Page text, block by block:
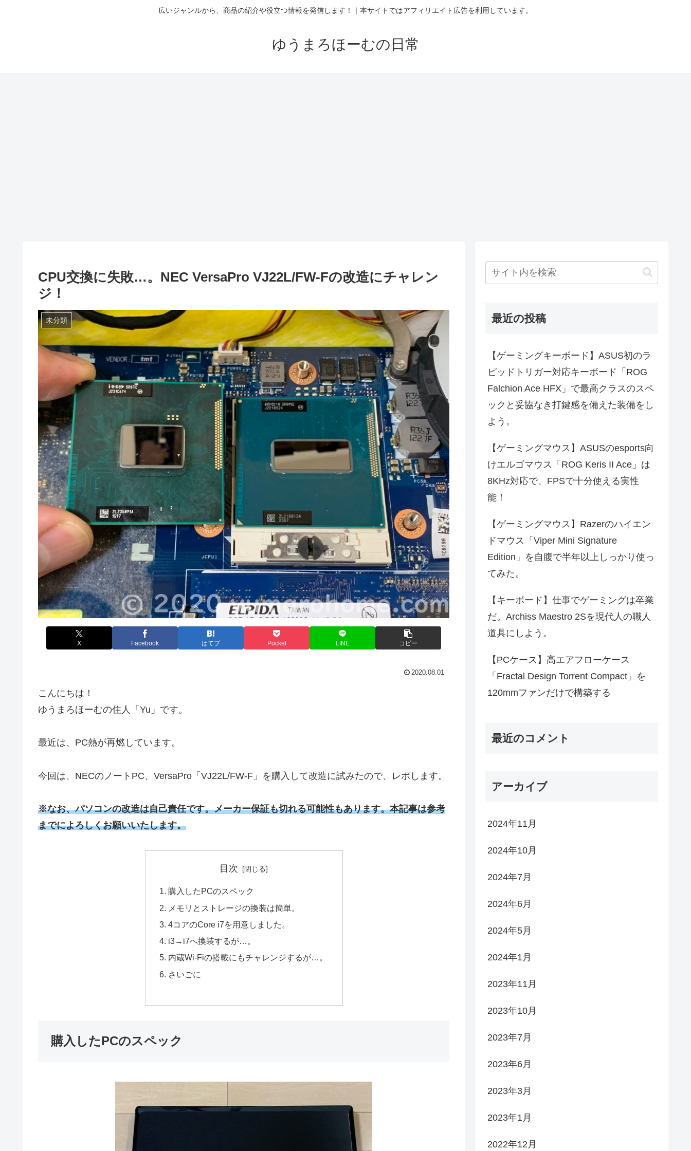
広いジャンルから、商品の紹介や役立つ情報を発信します！｜本サイトではアフィリエイト広告を利用しています。
ゆうまろほーむの日常
CPU交換に失敗…。NEC VersaPro VJ22L/FW-Fの改造にチャレン
ジ！
未分類
X Facebook はてブ Pocket LINE コピー
2020.08.01
こんにちは！
ゆうまろほーむの住人「Yu」です。
最近は、PC熱が再燃しています。
今回は、NECのノートPC、VersaPro「VJ22L/FW-F」を購入して改造に試みたので、レポします。
※なお、パソコンの改造は自己責任です。メーカー保証も切れる可能性もあります。本記事は参考
までによろしくお願いいたします。
目次
購入したPCのスペック
メモリとストレージの換装は簡単。
4コアのCore i7を用意しました。
i3→i7へ換装するが…。
内蔵Wi-Fiの搭載にもチャレンジするが…。
さいごに
購入したPCのスペック
最近の投稿
【ゲーミングキーボード】ASUS初のラ
ピッドトリガー対応キーボード「ROG
Falchion Ace HFX」で最高クラスのスペ
ックと妥協なき打鍵感を備えた装備をし
よう。
【ゲーミングマウス】ASUSのesports向
けエルゴマウス「ROG Keris II Ace」は
8KHz対応で、FPSで十分使える実性
能！
【ゲーミングマウス】Razerのハイエン
ドマウス「Viper Mini Signature
Edition」を自腹で半年以上しっかり使っ
てみた。
【キーボード】仕事でゲーミングは卒業
だ。Archiss Maestro 2Sを現代人の職人
道具にしよう。
【PCケース】高エアフローケース
「Fractal Design Torrent Compact」を
120mmファンだけで構築する
最近のコメント
アーカイブ
2024年11月
2024年10月
2024年7月
2024年6月
2024年5月
2024年1月
2023年11月
2023年10月
2023年7月
2023年6月
2023年3月
2023年1月
2022年12月